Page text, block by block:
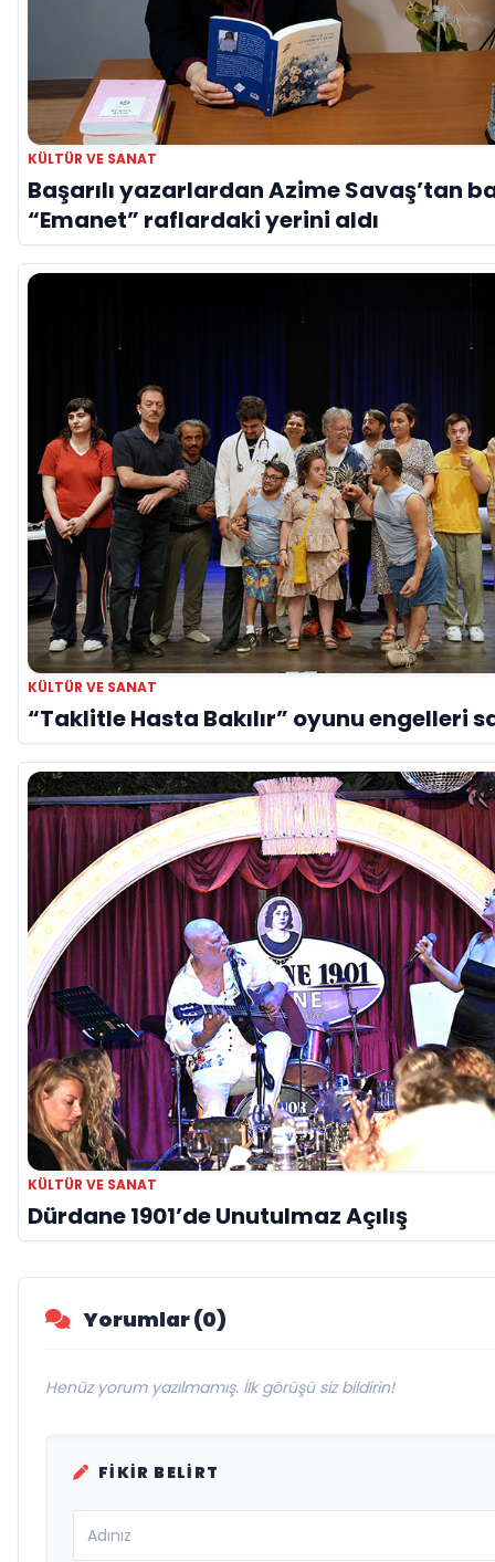
KÜLTÜR VE SANAT
Başarılı yazarlardan Azime Savaş’tan
“Emanet” raflardaki yerini aldı
KÜLTÜR VE SANAT
“Taklitle Hasta Bakılır” oyunu engelleri
KÜLTÜR VE SANAT
Dürdane 1901’de Unutulmaz Açılış
Yorumlar (0)
Henüz yorum yazılmamış. İlk görüşü siz bildirin!
FIKIR BELIRT